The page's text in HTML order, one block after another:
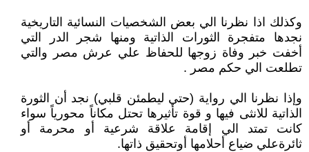
وكذلك اذا نظرنا الي بعض الشخصيات النسائية التاريخية
نجدها متفجرة الثورات الذاتية ومنها شجر الدر التي
أخفت خبر وفاة زوجها للحفاظ علي عرش مصر والتي
تطلعت الي حكم مصر .
وإذا نظرنا الي رواية (حتي ليطمئن قلبي) نجد أن الثورة
الذاتية للانثى فيها و قوة تأثيرها تحتل مكاناً محورياً سواء
كانت تمتد الي إقامة علاقة شرعية أو محرمة أو
ثائرةعلي ضياع أحلامها أوتحقيق ذاتها.